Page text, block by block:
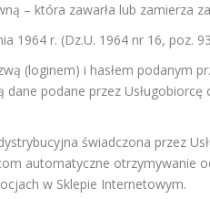
– która zawarła lub zamierza
1964 r. (Dz.U. 1964 nr 16, poz.
(loginem) i hasłem podanym
podane przez
świadczona przez
automatyczne otrzymywanie
w Sklepie Internetowym.